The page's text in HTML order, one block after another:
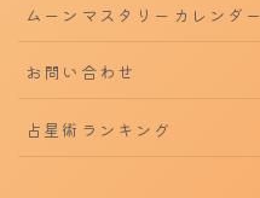
ムーンマスタリーカレンダー
お問い合わせ
占星術ランキング